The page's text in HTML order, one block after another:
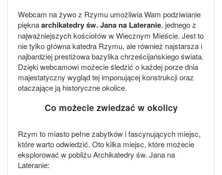
Webcam na żywo z Rzymu umożliwia Wam podziwianie
pięknaarchikatedry św. Jana na Lateranie, jednego z
najważniejszych kościołów w Wiecznym Mieście. Jest to
nie tylko główna katedra Rzymu, ale również najstarsza i
najbardziej prestiżowa bazylika chrześcijańskiego świata.
Dzięki webcamowi możecie śledzić o każdej porze dnia
majestatyczny wygląd tej imponującej konstrukcji oraz
otaczające ją historyczne okolice.
Co możecie zwiedzać w okolicy
Rzym to miasto pełne zabytków i fascynujących miejsc,
które warto odwiedzić. Oto kilka miejsc, które możecie
eksplorować w pobliżu Archikatedry św. Jana na
Lateranie: